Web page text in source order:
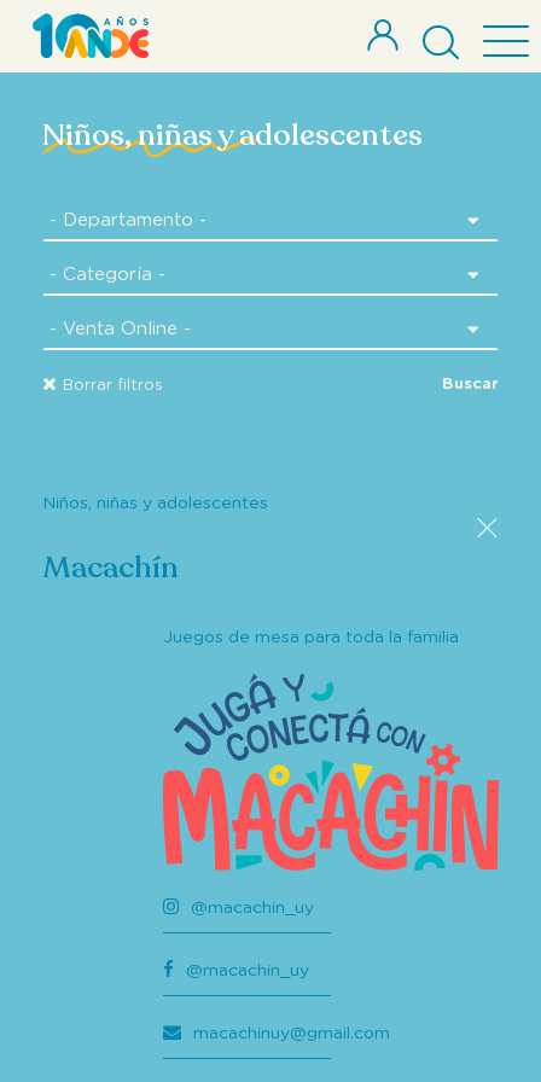
Niños, niñas y adolescentes
Borrar filtros Buscar
Niños, niñas y adolescentes
Macachín
Juegos de mesa para toda la familia
@macachin_uy
@macachin_uy
macachinuy@gmail.com